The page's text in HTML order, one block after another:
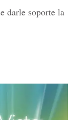
darle soporte la